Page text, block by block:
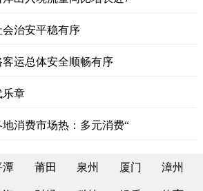
治安平稳有序
客运总体安全顺畅有序
乐章
消费市场热：多元消费“
潭 莆田 泉州 厦门 漳州